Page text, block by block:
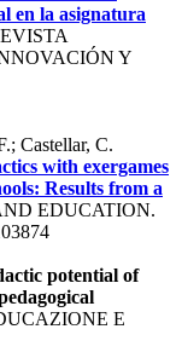
en la asignatura
Y
Castellar, C.
with exergames
Results from a
EDUCATION.
potential of
E